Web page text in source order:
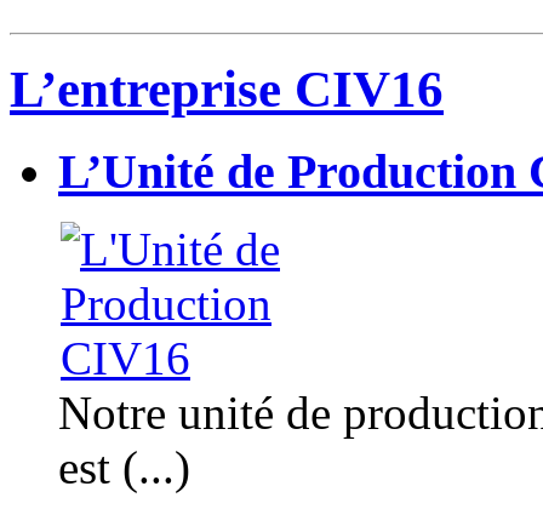
L’entreprise CIV16
L’Unité de Production
Notre unité de
est (...)